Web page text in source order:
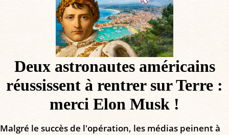
Deux astronautes américains
réussissent à rentrer sur Terre :
merci Elon Musk !
Malgré le succès de l'opération, les médias peinent à